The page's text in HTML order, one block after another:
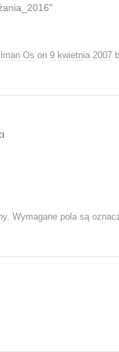
Os on 9 kwietnia 2007
Wymagane pola są